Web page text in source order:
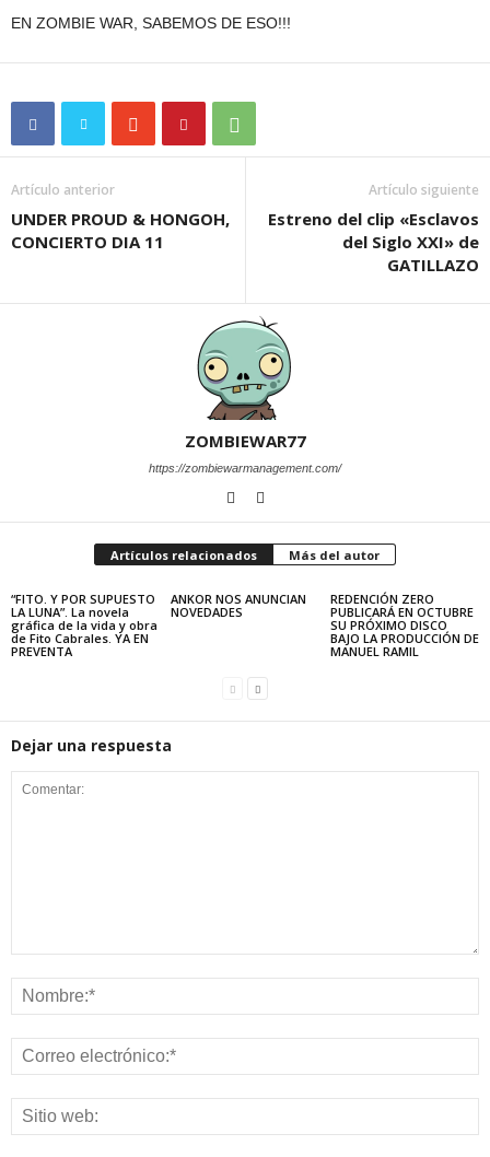
EN ZOMBIE WAR, SABEMOS DE ESO!!!
Artículo anterior
UNDER PROUD & HONGOH,
CONCIERTO DIA 11
Artículo siguiente
Estreno del clip «Esclavos
del Siglo XXI» de
GATILLAZO
ZOMBIEWAR77
https://zombiewarmanagement.com/
Artículos relacionados Más del autor
“FITO. Y POR SUPUESTO
LA LUNA”. La novela
gráfica de la vida y obra
de Fito Cabrales. YA EN
PREVENTA
ANKOR NOS ANUNCIAN
NOVEDADES
REDENCIÓN ZERO
PUBLICARÁ EN OCTUBRE
SU PRÓXIMO DISCO
BAJO LA PRODUCCIÓN DE
MANUEL RAMIL
Dejar una respuesta